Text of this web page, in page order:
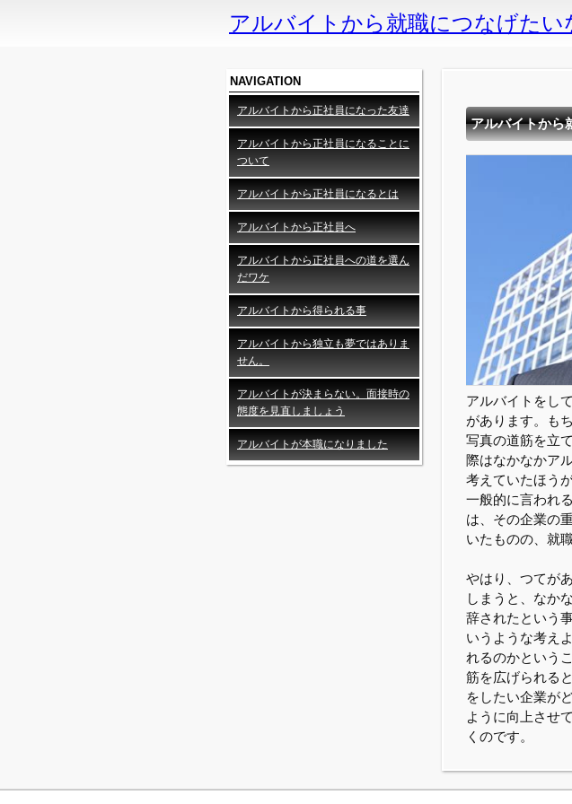
アルバイトから就職につなげたい
NAVIGATION
アルバイトから正社員になった友達
アルバイトから正社員になることに
ついて
アルバイトから正社員になるとは
アルバイトから正社員へ
アルバイトから正社員への道を選ん
だワケ
アルバイトから得られる事
アルバイトから独立も夢ではありま
せん。
アルバイトが決まらない。面接時の
態度を見直しましょう
アルバイトが本職になりました
アルバイトから
アルバイトをし
があります。も
写真の道筋を立
際はなかなかア
考えていたほう
一般的に言われ
は、その企業の
いたものの、就
やはり、つてが
しまうと、なか
辞されたという
いうような考え
れるのかという
筋を広げられる
をしたい企業が
ように向上させ
くのです。